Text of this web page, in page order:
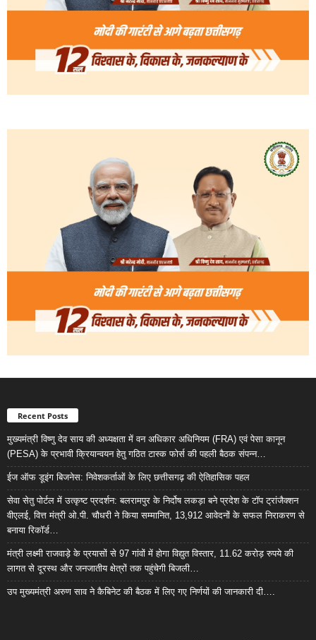
Recent Posts
मुख्यमंत्री विष्णु देव साय की अध्यक्षता में वन अधिकार अधिनियम (FRA) एवं पेसा कानून
(PESA) के प्रभावी क्रियान्वयन हेतु गठित टास्क फोर्स की पहली बैठक संपन्न…
ईज ऑफ डूइंग बिजनेस: निवेशकर्ताओं के लिए छत्तीसगढ़ की ऐतिहासिक पहल
सेवा सेतु पोर्टल में उत्कृष्ट प्रदर्शन: बलरामपुर के निर्दोष लकड़ा बने प्रदेश के टॉप ट्रांजैक्शन
वीएलई, वित्त मंत्री ओ.पी. चौधरी ने किया सम्मानित, 13,912 आवेदनों के सफल निराकरण से
बनाया रिकॉर्ड…
मंत्री लक्ष्मी राजवाड़े के प्रयासों से 97 गांवों में होगा विद्युत विस्तार, 11.62 करोड़ रुपये की
लागत से दूरस्थ और जनजातीय क्षेत्रों तक पहुंचेगी बिजली…
उप मुख्यमंत्री अरुण साव ने कैबिनेट की बैठक में लिए गए निर्णयों की जानकारी दी….